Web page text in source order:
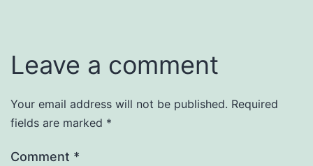
Leave a comment
Your email address will not be published. Required
fields are marked *
Comment *